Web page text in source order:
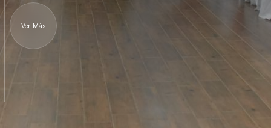
Ver Más